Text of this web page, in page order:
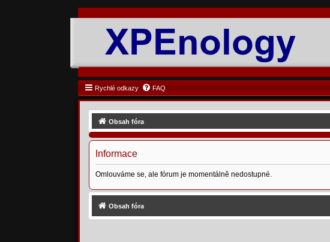
Rychlé odkazy FAQ
Obsah fóra
Informace
Omlouváme se, ale fórum je momentálně nedostupné.
Obsah fóra